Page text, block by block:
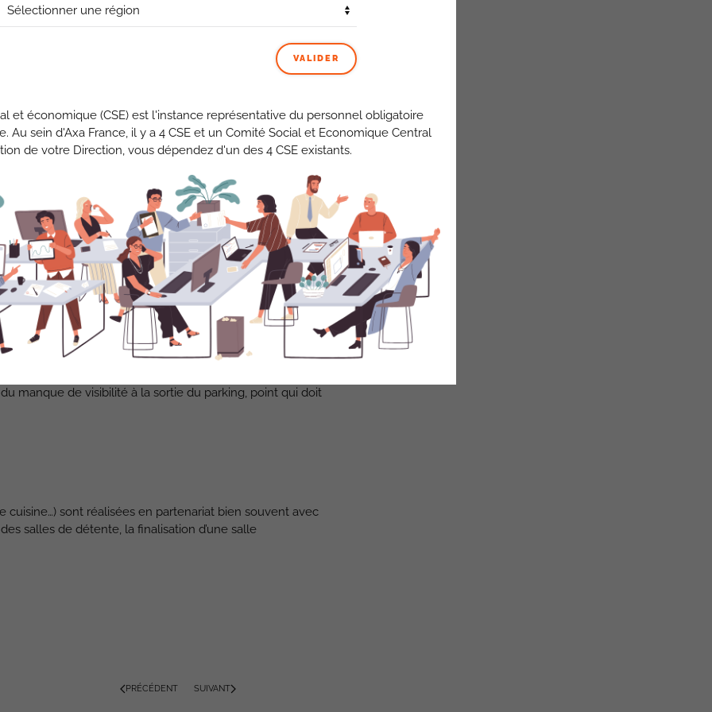
a été installé pour limiter la pression dans les
d’étude.
ergonomie
est quasi conforme au planning initialement prévu par
de chauffage d’appoint et des horaires décalés pour
du 22 décembre au 5 janvier ; la mise à disposition de
se faire.
au 3ème étage du bâtiment Marne-Cartelot est en
; outre la contrainte en matière de places, un étude
étage du bâtiment Cottignies, des propositions ont été
en matière d’ergonomie au poste de travail ; un
les problématiques et solutions AD HOC.
manque de visibilité à la sortie du parking, point qui doit
sont réalisées en partenariat bien souvent avec
salles de détente, la finalisation d’une salle
PRÉCÉDENT SUIVANT
VALIDER
et économique (CSE) est l'instance représentative du personnel obligatoire
Au sein d'Axa France, il y a 4 CSE et un Comité Social et Economique Central
de votre Direction, vous dépendez d'un des 4 CSE existants.